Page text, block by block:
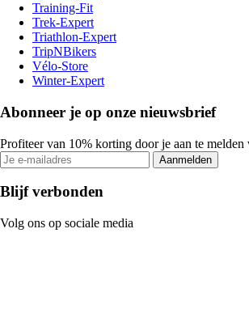
Training-Fit
Trek-Expert
Triathlon-Expert
TripNBikers
Vélo-Store
Winter-Expert
Abonneer je op onze nieuwsbrief
Profiteer van 10% korting door je aan te
Aanmelden
Blijf verbonden
Volg ons op sociale media